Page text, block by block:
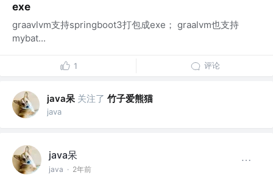
exe
graavlvm支持springboot3打包成exe； graalvm也支持
mybat...
1 评论
java呆 关注了 竹子爱熊猫
java
java呆
java · 2年前